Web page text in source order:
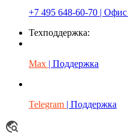
+7 495 648-60-70 |
Техподдержка:
Max | Поддержка
Telegram | Поддержка